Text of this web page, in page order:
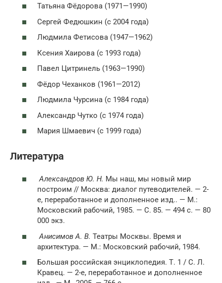
Татьяна Фёдорова (1971—1990)
Сергей Федюшкин (с 2004 года)
Людмила Фетисова (1947—1962)
Ксения Хаирова (с 1993 года)
Павел Цитринель (1963—1990)
Фёдор Чеханков (1961—2012)
Людмила Чурсина (с 1984 года)
Александр Чутко (с 1974 года)
Мария Шмаевич (с 1999 года)
Литература
Александров Ю. Н. Мы наш, мы новый мир
построим // Москва: диалог путеводителей. — 2-
е, переработанное и дополненное изд.. — М.:
Московский рабочий, 1985. — С. 85. — 494 с. — 80
000 экз.
Анисимов А. В. Театры Москвы. Время и
архитектура. — М.: Московский рабочий, 1984.
Большая российская энциклопедия. Т. 1 / С. Л.
Кравец. — 2-е, переработанное и дополненное